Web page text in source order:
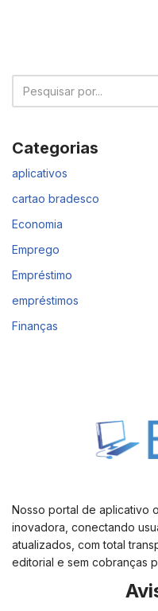
Categorias
aplicativos
cartao bradesco
Economia
Emprego
Empréstimo
empréstimos
Finanças
Nosso portal de aplicativo
inovadora, conectando
atualizados, com total
editorial e sem cobranças